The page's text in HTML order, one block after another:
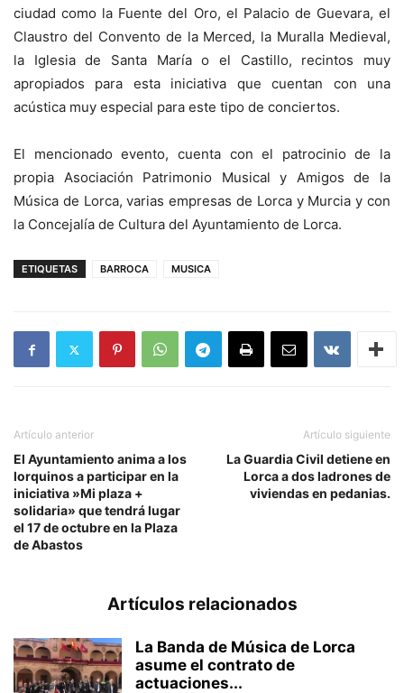
ciudad como la Fuente del Oro, el Palacio de Guevara, el
Claustro del Convento de la Merced, la Muralla Medieval,
la Iglesia de Santa María o el Castillo, recintos muy
apropiados para esta iniciativa que cuentan con una
acústica muy especial para este tipo de conciertos.
El mencionado evento, cuenta con el patrocinio de la
propia Asociación Patrimonio Musical y Amigos de la
Música de Lorca, varias empresas de Lorca y Murcia y con
la Concejalía de Cultura del Ayuntamiento de Lorca.
ETIQUETAS BARROCA MUSICA
Artículo anterior
El Ayuntamiento anima a los
lorquinos a participar en la
iniciativa »Mi plaza +
solidaria» que tendrá lugar
el 17 de octubre en la Plaza
de Abastos
Artículo siguiente
La Guardia Civil detiene en
Lorca a dos ladrones de
viviendas en pedanias.
Artículos relacionados
La Banda de Música de Lorca
asume el contrato de
actuaciones...